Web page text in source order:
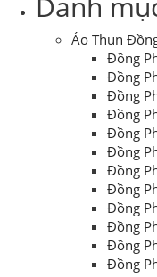
Áo Thun
Đồng
Đồng
Đồng
Đồng
Đồng
Đồng
Đồng
Đồng
Đồng
Đồng
Đồng
Đồng